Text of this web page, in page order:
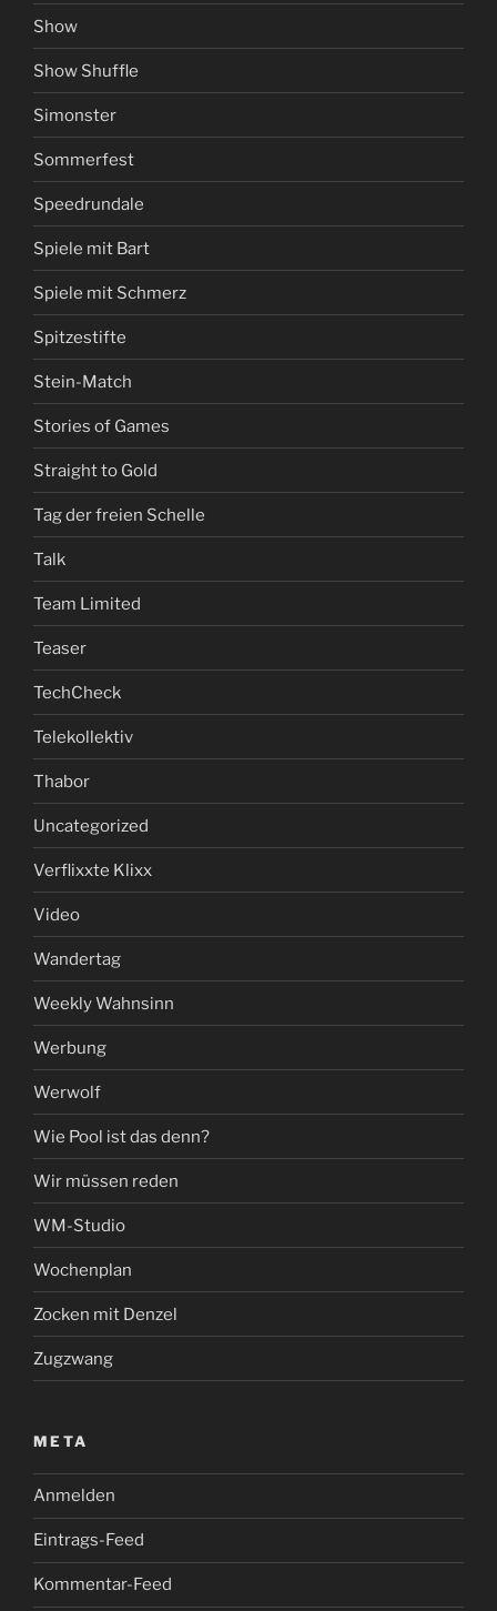
Show
Show Shuffle
Simonster
Sommerfest
Speedrundale
Spiele mit Bart
Spiele mit Schmerz
Spitzestifte
Stein-Match
Stories of Games
Straight to Gold
Tag der freien Schelle
Talk
Team Limited
Teaser
TechCheck
Telekollektiv
Thabor
Uncategorized
Verflixxte Klixx
Video
Wandertag
Weekly Wahnsinn
Werbung
Werwolf
Wie Pool ist das denn?
Wir müssen reden
WM-Studio
Wochenplan
Zocken mit Denzel
Zugzwang
META
Anmelden
Eintrags-Feed
Kommentar-Feed